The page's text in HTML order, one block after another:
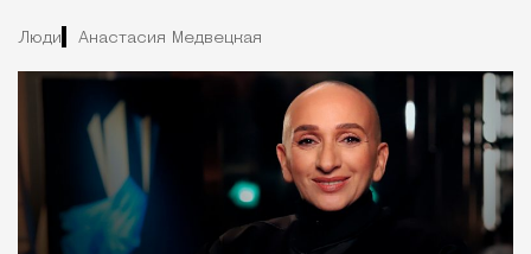
Люди Анастасия Медвецкая